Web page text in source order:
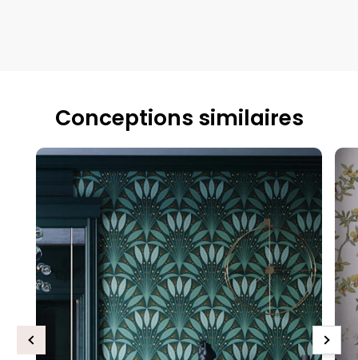
Conceptions similaires
Previous Next